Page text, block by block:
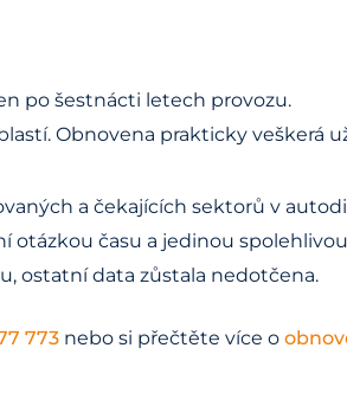
po šestnácti letech provozu.
Obnovena prakticky veškerá
a čekajících sektorů v
času a jedinou
ostatní data zůstala nedotčena.
773 nebo si přečtěte více o